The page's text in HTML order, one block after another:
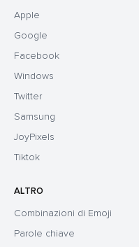
Apple
Google
Facebook
Windows
Twitter
Samsung
JoyPixels
Tiktok
ALTRO
Combinazioni di Emoji
Parole chiave